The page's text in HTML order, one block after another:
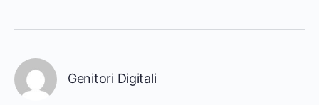
Genitori Digitali